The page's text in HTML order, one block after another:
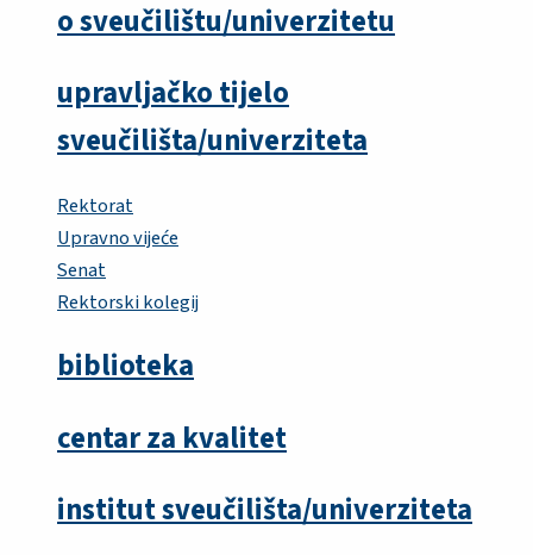
o sveučilištu/univerzitetu
upravljačko tijelo
sveučilišta/univerziteta
Rektorat
Upravno vijeće
Senat
Rektorski kolegij
biblioteka
centar za kvalitet
institut sveučilišta/univerziteta